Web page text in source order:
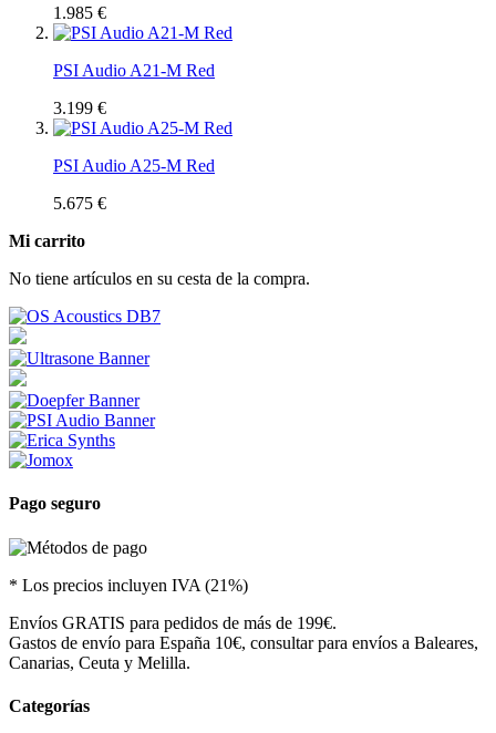
1.985 €
PSI Audio A21-M Red
3.199 €
PSI Audio A25-M Red
5.675 €
Mi carrito
No tiene artículos en su cesta de la compra.
Pago seguro
* Los precios incluyen IVA (21%)
Envíos GRATIS para pedidos de más de 199€.
Gastos de envío para España 10€, consultar para envíos a Baleares,
Canarias, Ceuta y Melilla.
Categorías